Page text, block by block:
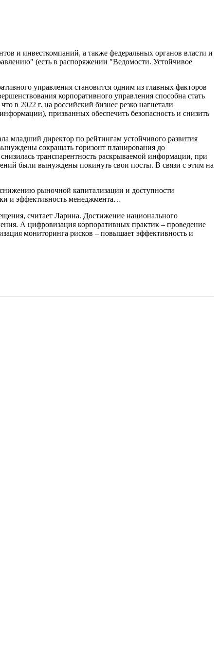
и инвесткомпаний, а также федеральных органов власти и
(есть в распоряжении "Ведомости. Устойчивое
управления становится одним из главных факторов
корпоративного управления способна стать
в 2022 г. на российский бизнес резко нагнетали
призванных обеспечить безопасность и снизить
младший директор по рейтингам устойчивого развития
сокращать горизонт планирования до
транспарентность раскрываемой информации, при
были вынуждены покинуть свои посты. В связи с этим на
рыночной капитализации и доступности
и эффективность менеджмента…
считает Ларина. Достижение национального
А цифровизация корпоративных практик – проведение
мониторинга рисков – повышает эффективность и